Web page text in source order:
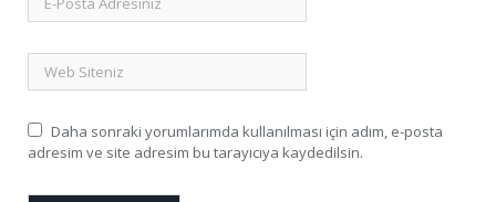
Daha sonraki yorumlarımda kullanılması için adım, e-posta
adresim ve site adresim bu tarayıcıya kaydedilsin.